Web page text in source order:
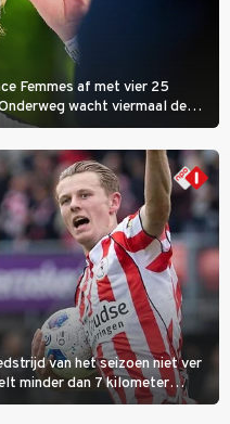
Femmes af met vier 25
wacht viermaal de
Promenade des Anglais krijgt
van het seizoen niet ver
minder dan 7 kilometer
spits Nacho Ferri aan van